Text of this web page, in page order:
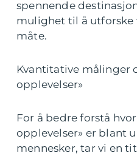
spennende
mulighet til å utforske
måte.
Kvantitative målinger
opplevelser»
For å bedre forstå
opplevelser» er blant
mennesker, tar vi en